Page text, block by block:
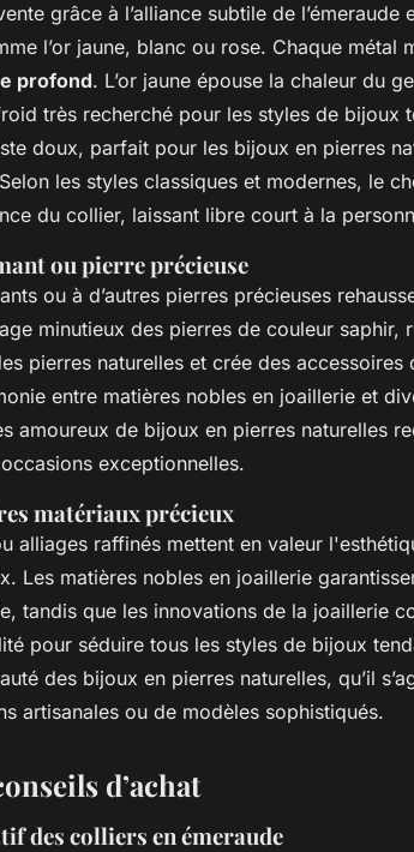
grâce à l’alliance subtile de l’émeraude
l’or jaune, blanc ou rose. Chaque métal
profond. L’or jaune épouse la chaleur du
très recherché pour les styles de bijoux
doux, parfait pour les bijoux en pierres
les styles classiques et modernes, le
du collier, laissant libre court à la
ou pierre précieuse
ou à d’autres pierres précieuses
minutieux des pierres de couleur saphir,
pierres naturelles et crée des accessoires
entre matières nobles en joaillerie et
amoureux de bijoux en pierres naturelles
exceptionnelles.
matériaux précieux
alliages raffinés mettent en valeur
Les matières nobles en joaillerie
tandis que les innovations de la joaillerie
pour séduire tous les styles de bijoux
des bijoux en pierres naturelles, qu’il
artisanales ou de modèles sophistiqués.
d’achat
des colliers en émeraude